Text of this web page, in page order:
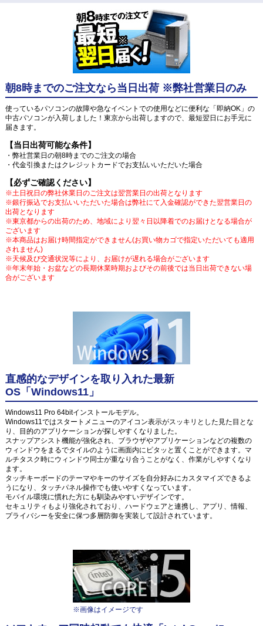
朝8時までのご注文なら当日出荷 ※弊社営業日のみ
使っているパソコンの故障や急なイベントでの使用などに便利な「即納OK」の
中古パソコンが入荷しました！東京から出荷しますので、最短翌日にお手元に
届きます。
【当日出荷可能な条件】
・弊社営業日の朝8時までのご注文の場合
・代金引換またはクレジットカードでお支払いいただいた場合
【必ずご確認ください】
※土日祝日の弊社休業日のご注文は翌営業日の出荷となります
※銀行振込でお支払いいただいた場合は弊社にて入金確認ができた翌営業日の
出荷となります
※東京都からの出荷のため、地域により翌々日以降着でのお届けとなる場合が
ございます
※本商品はお届け時間指定ができません(お買い物カゴで指定いただいても適用
されません)
※天候及び交通状況等により、お届けが遅れる場合がございます
※年末年始・お盆などの長期休業時期およびその前後では当日出荷できない場
合がございます
直感的なデザインを取り入れた最新
OS「Windows11」
Windows11 Pro 64bitインストールモデル。
Windows11ではスタートメニューのアイコン表示がスッキリとした見た目とな
り、目的のアプリケーションが探しやすくなりました。
スナップアシスト機能が強化され、ブラウザやアプリケーションなどの複数の
ウィンドウをまるでタイルのように画面内にピタッと置くことができます。マ
ルチタスク時にウィンドウ同士が重なり合うことがなく、作業がしやすくなり
ます。
タッチキーボードのテーマやキーのサイズを自分好みにカスタマイズできるよ
うになり、タッチパネル操作でも使いやすくなっています。
モバイル環境に慣れた方にも馴染みやすいデザインです。
セキュリティもより強化されており、ハードウェアと連携し、アプリ、情報、
プライバシーを安全に保つ多層防御を実装して設計されています。
※画像はイメージです